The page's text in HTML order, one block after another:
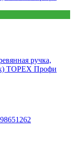
ручка,
TOPEX Профи